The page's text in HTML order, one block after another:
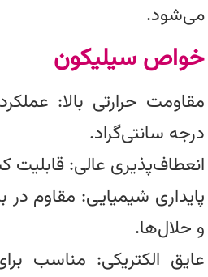
می‌شود.
خواص سیلیکون
درجه سانتی‌گراد.
انعطاف‌پذیری عالی:
و حلال‌ها.
عایق الکتریکی: مناسب